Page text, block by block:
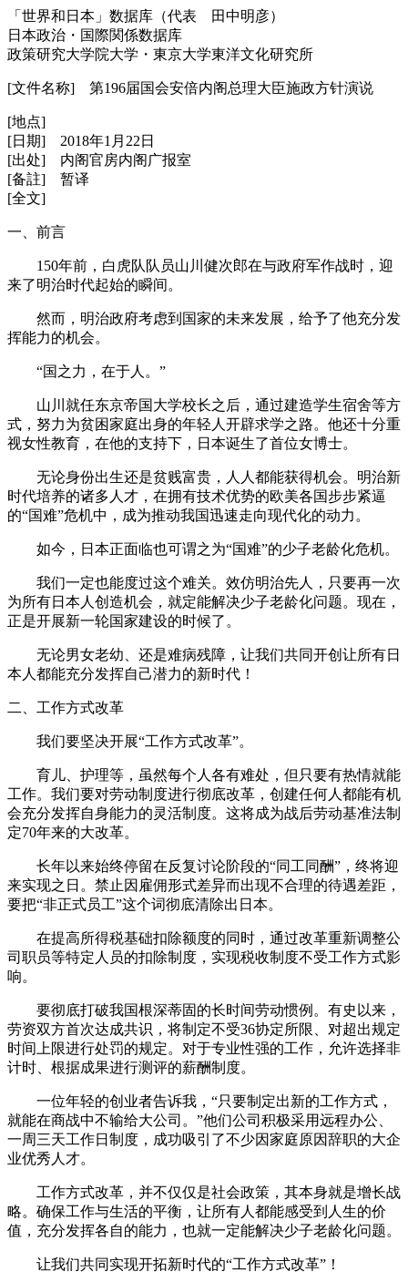
「世界和日本」数据库（代表 田中明彦）
日本政治・国際関係数据库
政策研究大学院大学・東京大学東洋文化研究所
[文件名称] 第196届国会安倍内阁总理大臣施政方针演说
[地点]
[日期] 2018年1月22日
[出处] 内阁官房内阁广报室
[备註] 暂译
[全文]
一、前言
150年前，白虎队队员山川健次郎在与政府军作战时，迎
来了明治时代起始的瞬间。
然而，明治政府考虑到国家的未来发展，给予了他充分发
挥能力的机会。
“国之力，在于人。”
山川就任东京帝国大学校长之后，通过建造学生宿舍等方
式，努力为贫困家庭出身的年轻人开辟求学之路。他还十分重
视女性教育，在他的支持下，日本诞生了首位女博士。
无论身份出生还是贫贱富贵，人人都能获得机会。明治新
时代培养的诸多人才，在拥有技术优势的欧美各国步步紧逼
的“国难”危机中，成为推动我国迅速走向现代化的动力。
如今，日本正面临也可谓之为“国难”的少子老龄化危机。
我们一定也能度过这个难关。效仿明治先人，只要再一次
为所有日本人创造机会，就定能解决少子老龄化问题。现在，
正是开展新一轮国家建设的时候了。
无论男女老幼、还是难病残障，让我们共同开创让所有日
本人都能充分发挥自己潜力的新时代！
二、工作方式改革
我们要坚决开展“工作方式改革”。
育儿、护理等，虽然每个人各有难处，但只要有热情就能
工作。我们要对劳动制度进行彻底改革，创建任何人都能有机
会充分发挥自身能力的灵活制度。这将成为战后劳动基准法制
定70年来的大改革。
长年以来始终停留在反复讨论阶段的“同工同酬”，终将迎
来实现之日。禁止因雇佣形式差异而出现不合理的待遇差距，
要把“非正式员工”这个词彻底清除出日本。
在提高所得税基础扣除额度的同时，通过改革重新调整公
司职员等特定人员的扣除制度，实现税收制度不受工作方式影
响。
要彻底打破我国根深蒂固的长时间劳动惯例。有史以来，
劳资双方首次达成共识，将制定不受36协定所限、对超出规定
时间上限进行处罚的规定。对于专业性强的工作，允许选择非
计时、根据成果进行测评的薪酬制度。
一位年轻的创业者告诉我，“只要制定出新的工作方式，
就能在商战中不输给大公司。”他们公司积极采用远程办公、
一周三天工作日制度，成功吸引了不少因家庭原因辞职的大企
业优秀人才。
工作方式改革，并不仅仅是社会政策，其本身就是增长战
略。确保工作与生活的平衡，让所有人都能感受到人生的价
值，充分发挥各自的能力，也就一定能解决少子老龄化问题。
让我们共同实现开拓新时代的“工作方式改革”！